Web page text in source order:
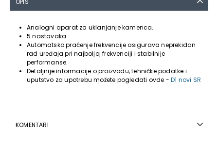
Analogni aparat za uklanjanje kamenca.
5 nastavaka
Automatsko praćenje frekvencije osigurava neprekidan
rad uređaja pri najboljoj frekvenciji i stabilnije
performanse.
Detaljnije informacije o proizvodu, tehničke podatke i
uputstvo za upotrebu možete pogledati ovde - D1 novi SR
KOMENTARI